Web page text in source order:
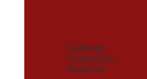
Catálogo
Producción
Nacional